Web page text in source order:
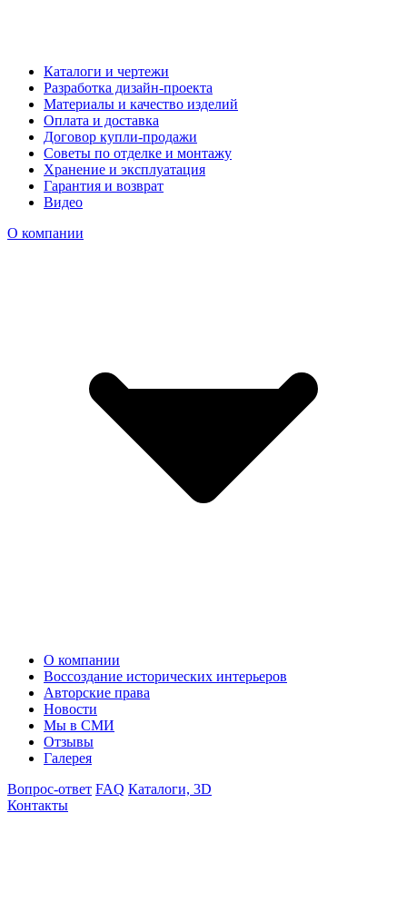
Каталоги и чертежи
Разработка дизайн-проекта
Материалы и качество изделий
Оплата и доставка
Договор купли-продажи
Советы по отделке и монтажу
Хранение и эксплуатация
Гарантия и возврат
Видео
О компании
О компании
Воссоздание исторических интерьеров
Авторские права
Новости
Мы в СМИ
Отзывы
Галерея
Вопрос-ответ FAQ Каталоги, 3D
Контакты